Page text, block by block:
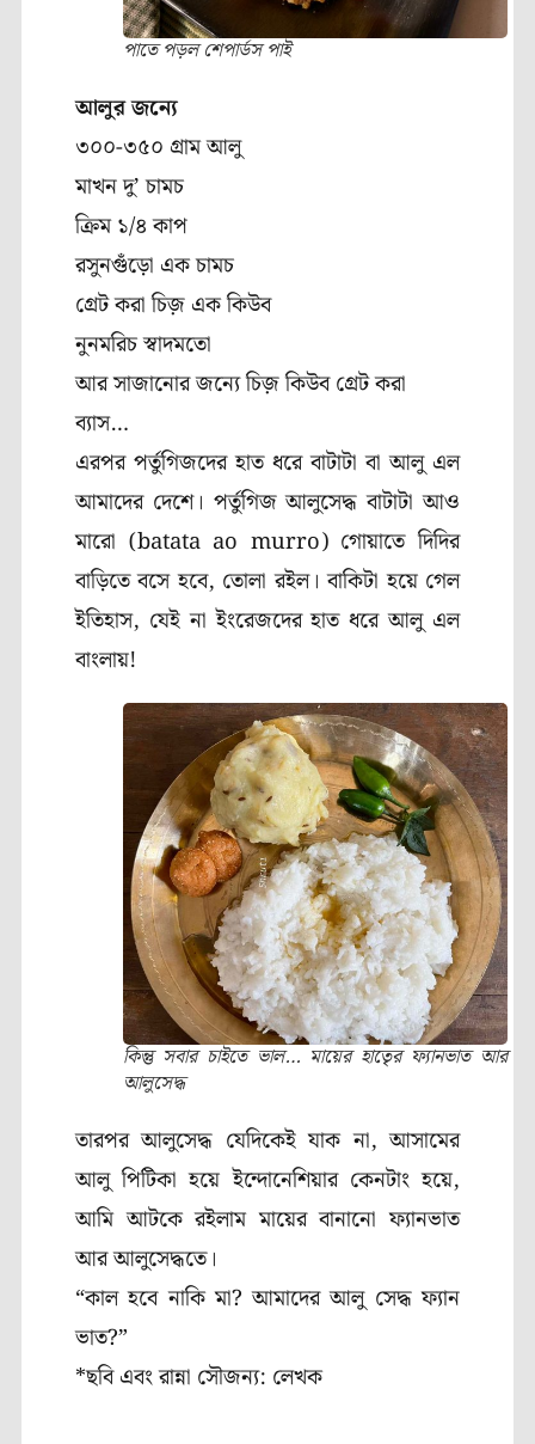
পাতে পড়ল শেপার্ডস পাই
আলুর জন্যে
৩০০-৩৫০ গ্রাম আলু
মাখন দু’ চামচ
ক্রিম ১/৪ কাপ
রসুনগুঁড়ো এক চামচ
গ্রেট করা চিজ় এক কিউব
নুনমরিচ স্বাদমতো
আর সাজানোর জন্যে চিজ় কিউব গ্রেট করা
ব্যাস…
এরপর পর্তুগিজদের হাত ধরে বাটাটা বা আলু এল
আমাদের দেশে। পর্তুগিজ আলুসেদ্ধ বাটাটা আও
মারো (batata ao murro) গোয়াতে দিদির
বাড়িতে বসে হবে, তোলা রইল। বাকিটা হয়ে গেল
ইতিহাস, যেই না ইংরেজদের হাত ধরে আলু এল
বাংলায়!
কিন্তু সবার চাইতে ভাল… মায়ের হাতেৃর ফ্যানভাত আর
আলুসেদ্ধ
তারপর আলুসেদ্ধ যেদিকেই যাক না, আসামের
আলু পিটিকা হয়ে ইন্দোনেশিয়ার কেনটাং হয়ে,
আমি আটকে রইলাম মায়ের বানানো ফ্যানভাত
আর আলুসেদ্ধতে।
“কাল হবে নাকি মা? আমাদের আলু সেদ্ধ ফ্যান
ভাত?”
*ছবি এবং রান্না সৌজন্য: লেখক